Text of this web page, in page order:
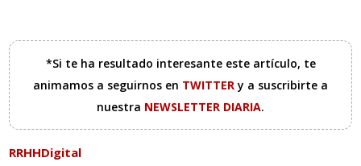
*Si te ha resultado interesante este artículo, te
animamos a seguirnos en TWITTERy a suscribirte a
nuestra NEWSLETTER DIARIA.
RRHHDigital